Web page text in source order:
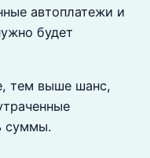
автоплатежи и
будет
тем выше шанс,
суммы.